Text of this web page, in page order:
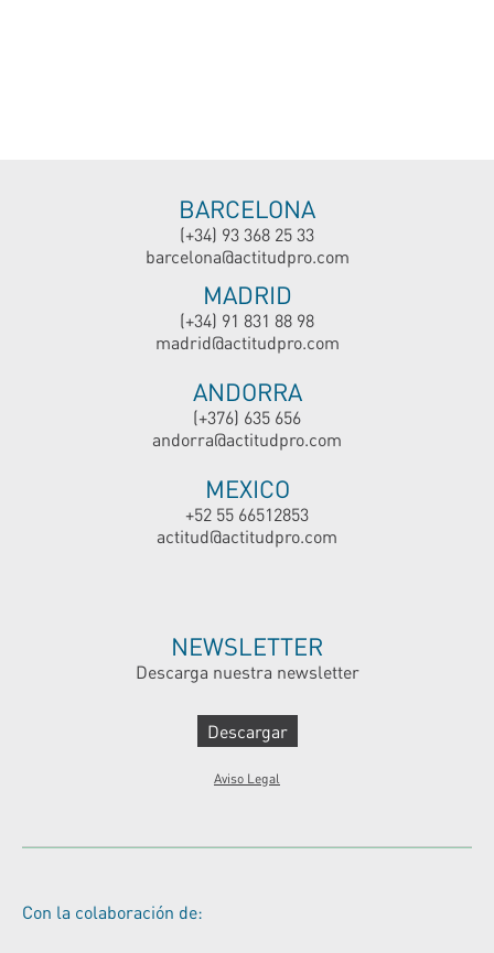
BARCELONA
(+34) 93 368 25 33
barcelona@actitudpro.com
MADRID
(+34) 91 831 88 98
madrid@actitudpro.com
ANDORRA
(+376) 635 656
andorra@actitudpro.com
MEXICO
+52 55 66512853
actitud@actitudpro.com
NEWSLETTER
Descarga nuestra newsletter
Descargar
Aviso Legal
Con la colaboración de: